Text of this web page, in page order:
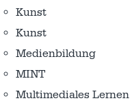
Kunst
Kunst
Medienbildung
MINT
Multimediales Lernen